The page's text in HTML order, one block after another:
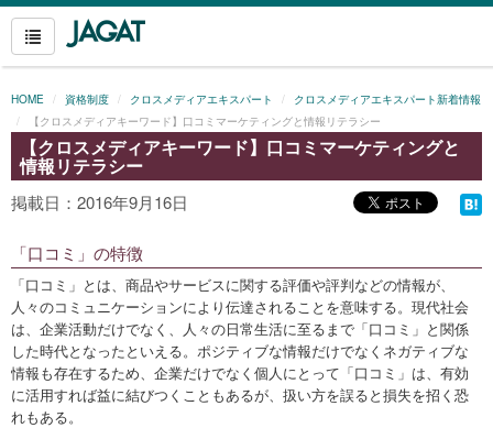
HOME 資格制度 クロスメディアエキスパート
クロスメディアエキスパート新着情報
【クロスメディアキーワード】口コミマーケティングと情報リテラシー
【クロスメディアキーワード】口コミマーケティングと
情報リテラシー
掲載日：2016年9月16日
「口コミ」の特徴
「口コミ」とは、商品やサービスに関する評価や評判などの情報が、
人々のコミュニケーションにより伝達されることを意味する。現代社会
は、企業活動だけでなく、人々の日常生活に至るまで「口コミ」と関係
した時代となったといえる。ポジティブな情報だけでなくネガティブな
情報も存在するため、企業だけでなく個人にとって「口コミ」は、有効
に活用すれば益に結びつくこともあるが、扱い方を誤ると損失を招く恐
れもある。